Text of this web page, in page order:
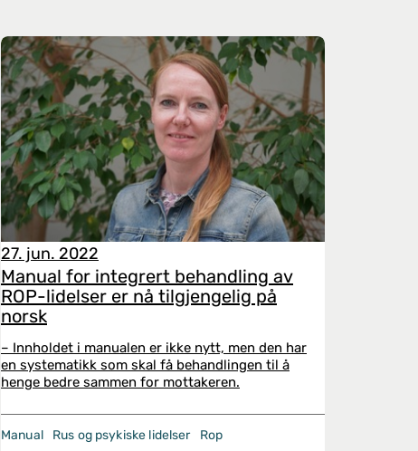
27. jun. 2022
Manual for integrert behandling av
ROP-lidelser er nå tilgjengelig på
norsk
– Innholdet i manualen er ikke nytt, men den har
en systematikk som skal få behandlingen til å
henge bedre sammen for mottakeren.
Manual Rus og psykiske lidelser
Rop